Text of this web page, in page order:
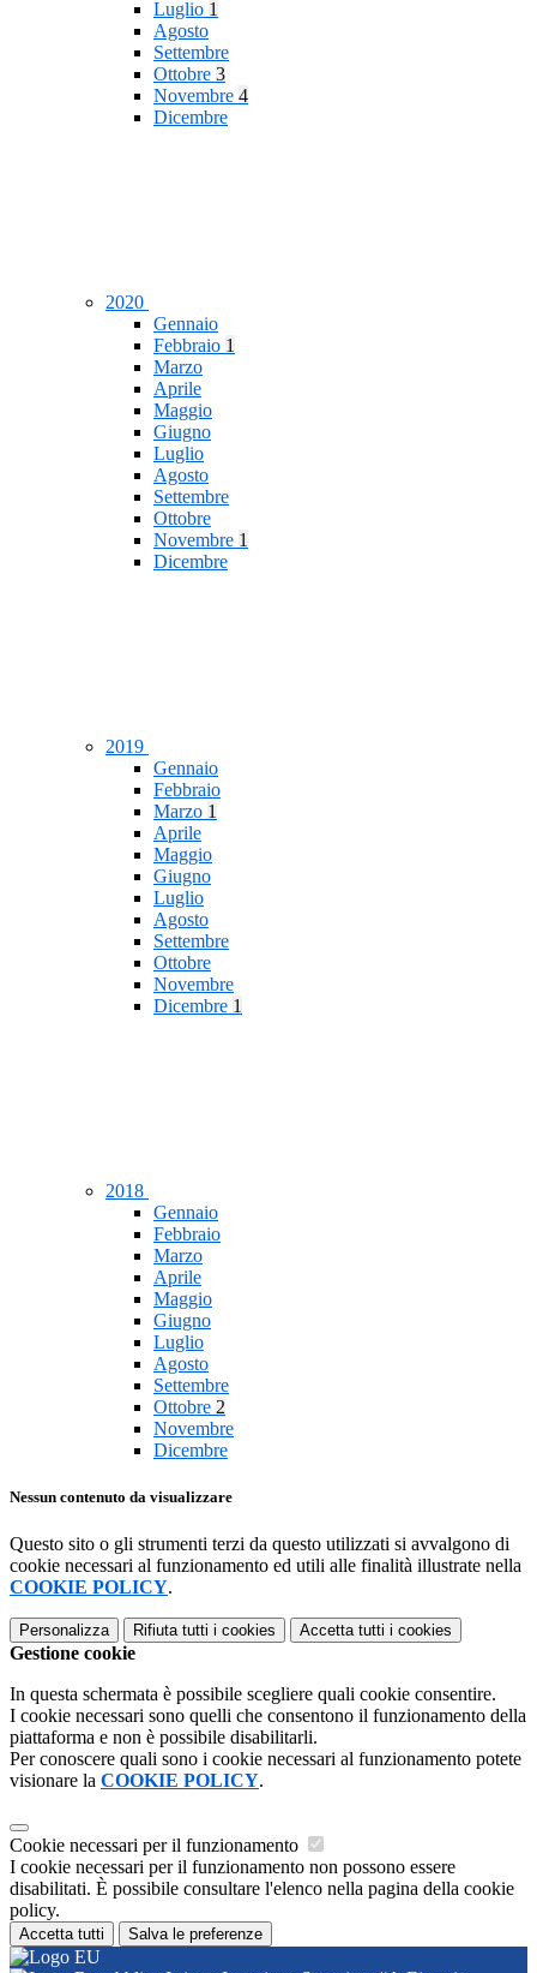
Luglio 1
Agosto
Settembre
Ottobre 3
Novembre 4
Dicembre
2020
Gennaio
Febbraio 1
Marzo
Aprile
Maggio
Giugno
Luglio
Agosto
Settembre
Ottobre
Novembre 1
Dicembre
2019
Gennaio
Febbraio
Marzo 1
Aprile
Maggio
Giugno
Luglio
Agosto
Settembre
Ottobre
Novembre
Dicembre 1
2018
Gennaio
Febbraio
Marzo
Aprile
Maggio
Giugno
Luglio
Agosto
Settembre
Ottobre 2
Novembre
Dicembre
Nessun contenuto da visualizzare
Questo sito o gli strumenti terzi da questo utilizzati si avvalgono di
cookie necessari al funzionamento ed utili alle finalità illustrate nella
COOKIE POLICY.
Personalizza Rifiuta tutti i cookies Accetta tutti i cookies
Gestione cookie
In questa schermata è possibile scegliere quali cookie consentire.
I cookie necessari sono quelli che consentono il funzionamento della
piattaforma e non è possibile disabilitarli.
Per conoscere quali sono i cookie necessari al funzionamento potete
visionare la COOKIE POLICY.
Cookie necessari per il funzionamento
I cookie necessari per il funzionamento non possono essere
disabilitati. È possibile consultare l'elenco nella pagina della cookie
policy.
Accetta tutti Salva le preferenze